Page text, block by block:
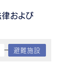
および
避難施設